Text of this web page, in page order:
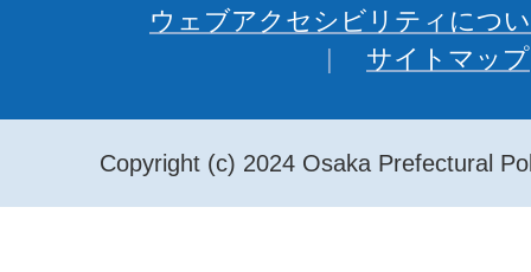
ウェブアクセシビリティにつ
サイトマップ
Copyright (c) 2024 Osaka Prefectural